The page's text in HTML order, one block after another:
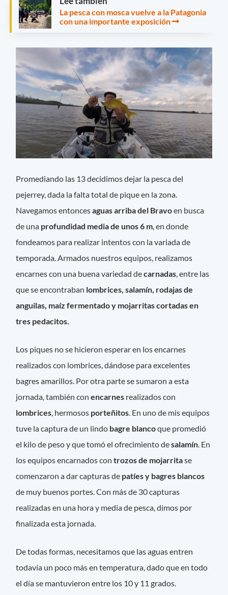
La pesca con mosca vuelve a la Patagonia
con una importante exposición
Promediando las 13 decidimos dejar la pesca del
pejerrey, dada la falta total de pique en la zona.
Navegamos entoncesaguas arriba del Bravoen busca
de una profundidad media de unos 6 m, en donde
fondeamos para realizar intentos con la variada de
temporada. Armados nuestros equipos, realizamos
encarnes con una buena variedad decarnadas, entre las
que se encontraban lombrices, salamín, rodajas de
anguilas, maíz fermentado y mojarritas cortadas en
tres pedacitos.
Los piques no se hicieron esperar en los encarnes
realizados con lombrices, dándose para excelentes
bagres amarillos. Por otra parte se sumaron a esta
jornada, también conencarnes realizados con
lombrices, hermosos porteñitos. En uno de mis equipos
tuve la captura de un lindo bagre blancoque promedió
el kilo de peso y que tomó el ofrecimiento desalamín. En
los equipos encarnados con trozos de mojarritase
comenzaron a dar capturas de patíes y bagres blancos
de muy buenos portes. Con más de 30 capturas
realizadas en una hora y media de pesca, dimos por
finalizada esta jornada.
De todas formas, necesitamos que las aguas entren
todavía un poco más en temperatura, dado que en todo
el día se mantuvieron entre los 10 y 11 grados.